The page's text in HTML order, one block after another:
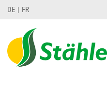
DE FR
string(78) "Test 12